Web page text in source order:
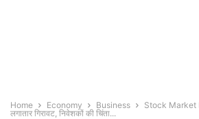
Home Economy Business
Stock Market
लगातार गिरावट, निवेशकों की चिंता...